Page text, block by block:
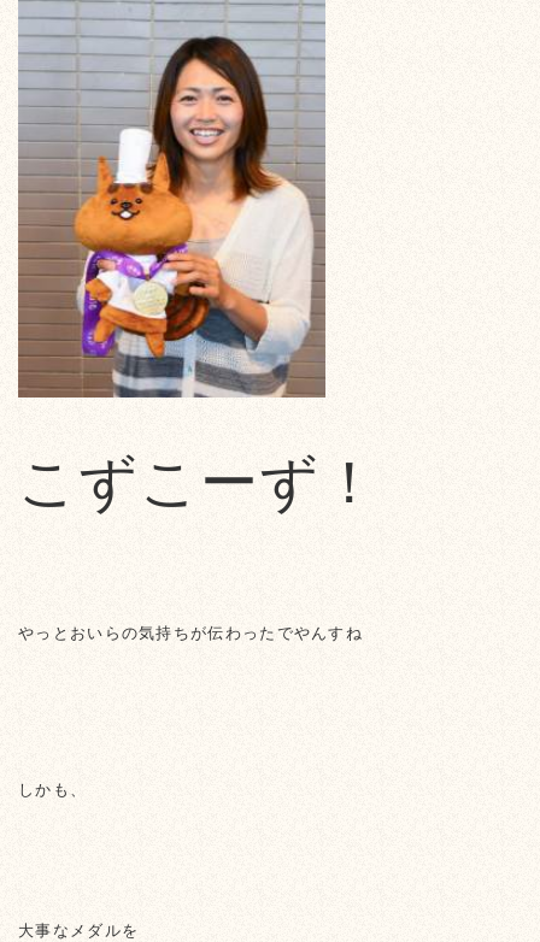
こずこーず！
やっとおいらの気持ちが伝わったでやんすね
しかも、
大事なメダルを